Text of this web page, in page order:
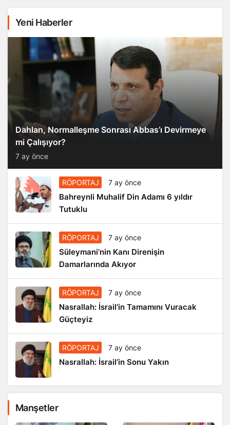
Yeni Haberler
Dahlan, Normalleşme Sonrası Abbas’ı Devirmeye
mi Çalışıyor?
7 ay önce
RÖPORTAJ 7 ay önce
Bahreynli Muhalif Din Adamı 6 yıldır
Tutuklu
RÖPORTAJ 7 ay önce
Süleymani’nin Kanı Direnişin
Damarlarında Akıyor
RÖPORTAJ 7 ay önce
Nasrallah: İsrail’in Tamamını Vuracak
Güçteyiz
RÖPORTAJ 7 ay önce
Nasrallah: İsrail’in Sonu Yakın
Manşetler